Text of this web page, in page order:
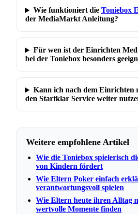
Wie funktioniert die Toniebox
der MediaMarkt Anleitung?
Für wen ist der Einrichten
bei der Toniebox besonders
Kann ich nach dem
den Startklar Service weiter
Weitere empfohlene Artikel
Wie die Toniebox spielerisch
von Kindern fördert
Wie Eltern Poker einfach
verantwortungsvoll spielen
Wie Eltern heute ihren Alltag
wertvolle Momente finden